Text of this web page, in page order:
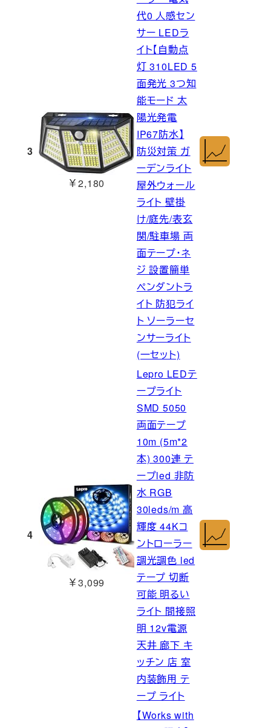
3
￥2,180
代0 人感セン
サー LEDラ
イト【自動点
灯 310LED 5
面発光 3つ知
能モード 太
陽光発電
IP67防水】
防災対策 ガ
ーデンライト
屋外ウォール
ライト 壁掛
け/庭先/表玄
関/駐車場 両
面テープ・ネ
ジ 設置簡単
ペンダントラ
イト 防犯ライ
ト ソーラーセ
ンサーライト
(一セット)
4
￥3,099
Lepro LEDテ
ープライト
SMD 5050
両面テープ
10m (5m*2
本) 300連 テ
ープled 非防
水 RGB
30leds/m 高
輝度 44Kコ
ントローラー
調光調色 led
テープ 切断
可能 明るい
ライト 間接照
明 12v電源
天井 廊下 キ
ッチン 店 室
内装飾用 テ
ープ ライト
【Works with